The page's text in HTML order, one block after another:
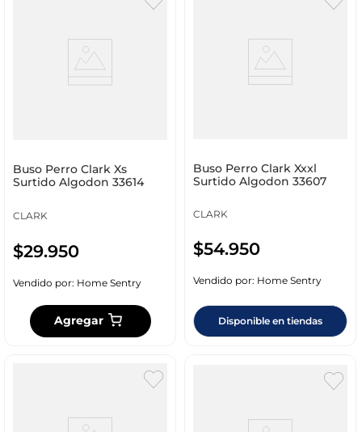
Buso Perro Clark Xs
Surtido Algodon 33614
CLARK
$29.950
Vendido por: Home Sentry
Agregar
Buso Perro Clark Xxxl
Surtido Algodon 33607
CLARK
$54.950
Vendido por: Home Sentry
Disponible en tiendas